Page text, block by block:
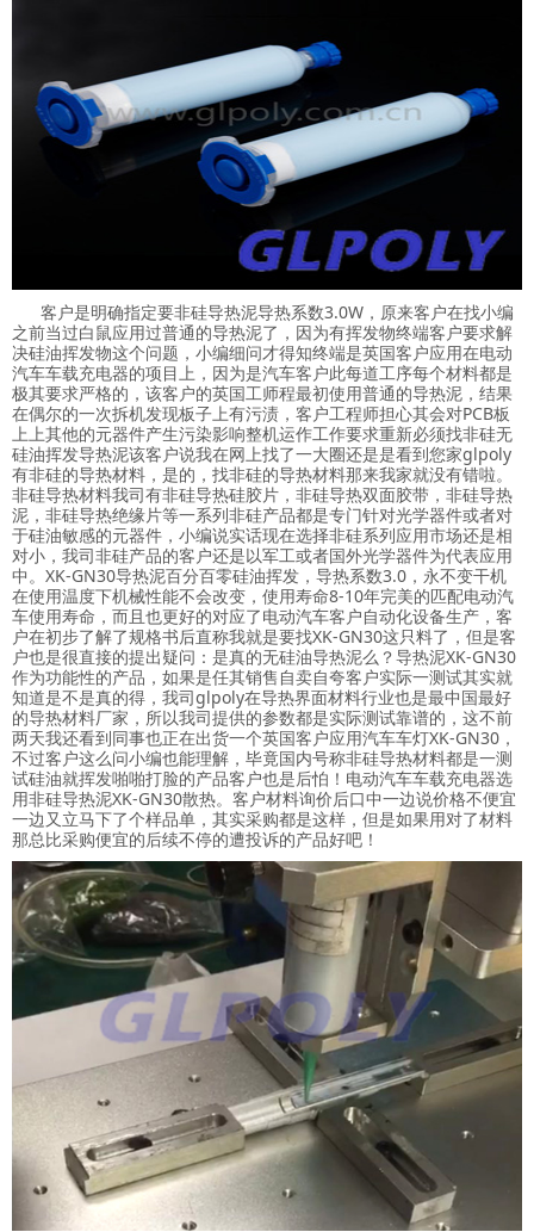
客户是明确指定要非硅导热泥导热系数3.0W，原来客户在找小编
之前当过白鼠应用过普通的导热泥了，因为有挥发物终端客户要求解
决硅油挥发物这个问题，小编细问才得知终端是英国客户应用在电动
汽车车载充电器的项目上，因为是汽车客户此每道工序每个材料都是
极其要求严格的，该客户的英国工师程最初使用普通的导热泥，结果
在偶尔的一次拆机发现板子上有污渍，客户工程师担心其会对PCB板
上上其他的元器件产生污染影响整机运作工作要求重新必须找非硅无
硅油挥发导热泥该客户说我在网上找了一大圈还是是看到您家glpoly
有非硅的导热材料，是的，找非硅的导热材料那来我家就没有错啦。
非硅导热材料我司有非硅导热硅胶片，非硅导热双面胶带，非硅导热
泥，非硅导热绝缘片等一系列非硅产品都是专门针对光学器件或者对
于硅油敏感的元器件，小编说实话现在选择非硅系列应用市场还是相
对小，我司非硅产品的客户还是以军工或者国外光学器件为代表应用
中。XK-GN30导热泥百分百零硅油挥发，导热系数3.0，永不变干机
在使用温度下机械性能不会改变，使用寿命8-10年完美的匹配电动汽
车使用寿命，而且也更好的对应了电动汽车客户自动化设备生产，客
户在初步了解了规格书后直称我就是要找XK-GN30这只料了，但是客
户也是很直接的提出疑问：是真的无硅油导热泥么？导热泥XK-GN30
作为功能性的产品，如果是任其销售自卖自夸客户实际一测试其实就
知道是不是真的得，我司glpoly在导热界面材料行业也是最中国最好
的导热材料厂家，所以我司提供的参数都是实际测试靠谱的，这不前
两天我还看到同事也正在出货一个英国客户应用汽车车灯XK-GN30，
不过客户这么问小编也能理解，毕竟国内号称非硅导热材料都是一测
试硅油就挥发啪啪打脸的产品客户也是后怕！电动汽车车载充电器选
用非硅导热泥XK-GN30散热。客户材料询价后口中一边说价格不便宜
一边又立马下了个样品单，其实采购都是这样，但是如果用对了材料
那总比采购便宜的后续不停的遭投诉的产品好吧！